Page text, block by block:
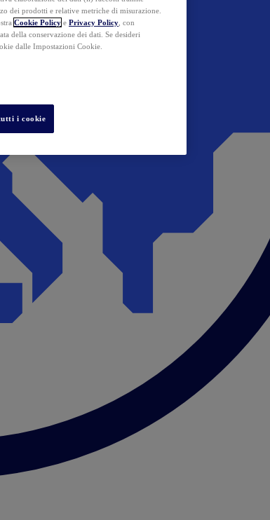
dei prodotti e relative metriche di misurazione.
Cookie Policy e Privacy Policy , con
della conservazione dei dati. Se desideri
dalle Impostazioni Cookie.
i cookie